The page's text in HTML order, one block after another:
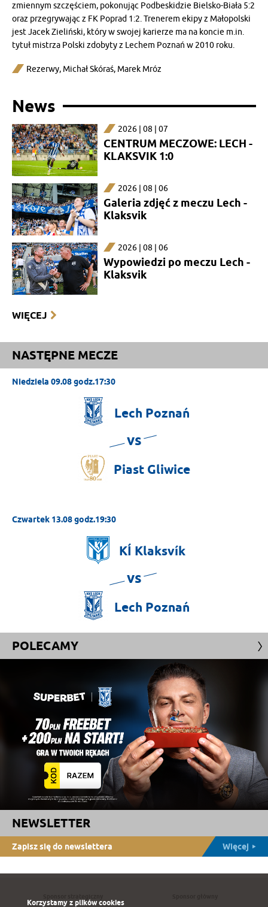
zmiennym szczęściem, pokonując Podbeskidzie Bielsko-Biała 5:2
oraz przegrywając z FK Poprad 1:2. Trenerem ekipy z Małopolski
jest Jacek Zieliński, który w swojej karierze ma na koncie m.in.
tytuł mistrza Polski zdobyty z Lechem Poznań w 2010 roku.
Rezerwy, Michał Skóraś, Marek Mróz
News
2026 | 08 | 07
CENTRUM MECZOWE: LECH -
KLAKSVIK 1:0
2026 | 08 | 06
Galeria zdjęć z meczu Lech -
Klaksvik
2026 | 08 | 06
Wypowiedzi po meczu Lech -
Klaksvik
WIĘCEJ
NASTĘPNE MECZE
Niedziela 09.08 godz.17:30
Lech Poznań
vs
Piast Gliwice
Czwartek 13.08 godz.19:30
KÍ Klaksvík
vs
Lech Poznań
POLECAMY
NEWSLETTER
Zapisz się do newslettera Więcej
Korzystamy z plików cookies